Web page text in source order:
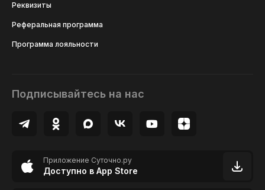
Реквизиты
Реферальная программа
Программа лояльности
Подписывайтесь на нас
Приложение Суточно.ру
Доступно в App Store